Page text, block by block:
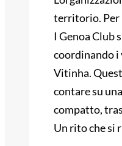
territorio. Per
I Genoa Club
coordinando i
Vitinha.
contare su
compatto,
Un rito che si